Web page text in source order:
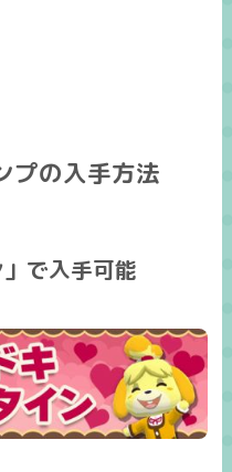
プの入手方法
で入手可能